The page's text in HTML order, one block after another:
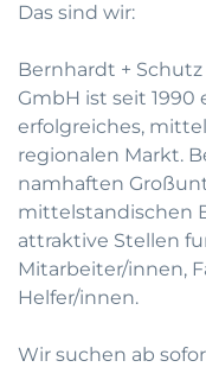
Das sind wir:
Bernhardt +
GmbH ist seit 1990
erfolgreiches,
regionalen Markt.
namhaften
mittelstandischen
attraktive Stellen
Mitarbeiter/innen,
Helfer/innen.
Wir suchen ab